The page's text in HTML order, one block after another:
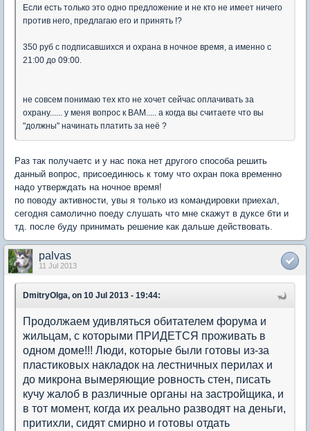
Если есть только это одно предложение и не кто не имеет ничего
против него, предлагаю его и принять !?
350 руб с подписавшихся и охрана в ночное время, а именно с
21:00 до 09:00.
не совсем понимаю тех кто не хочет сейчас оплачивать за
охрану...... у меня вопрос к ВАМ..... а когда вы считаете что вы
"должны" начинать платить за неё ?
Раз так получаетс и у нас пока нет другого способа решить
данный вопрос, присоединюсь к тому что охран пока временно
надо утверждать на ночное время!
по поводу активности, увы я только из командировки приехал,
сегодня самолично поеду слушать что мне скажут в дуксе бти и
тд. после буду принимать решение как дальше действовать.
palvas
11 Jul 2013
DmitryOlga, on 10 Jul 2013 - 19:44:
Продолжаем удивляться обитателем форума и
жильцам, с которыми ПРИДЕТСЯ проживать в
одном доме!!! Люди, которые были готовы из-за
пластиковых накладок на лестничных перилах и
до микрона вымеряющие ровность стен, писать
кучу жалоб в различные органы на застройщика, и
в тот момент, когда их реально разводят на деньги,
притихли, сидят смирно и готовы отдать